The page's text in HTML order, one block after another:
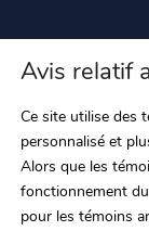
Avis relatif
Ce site utilise des
personnalisé et
Alors que les
fonctionnement
pour les témoins